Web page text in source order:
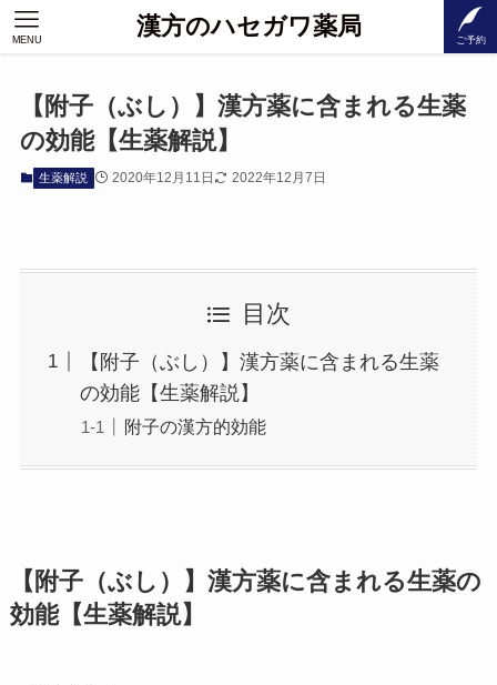
漢方のハセガワ薬局 ご予約
MENU
【附子（ぶし）】漢方薬に含まれる生薬
の効能【生薬解説】
生薬解説 2020年12月11日 2022年12月7日
目次
【附子（ぶし）】漢方薬に含まれる生薬
の効能【生薬解説】
附子の漢方的効能
【附子（ぶし）】漢方薬に含まれる生薬の
効能【生薬解説】